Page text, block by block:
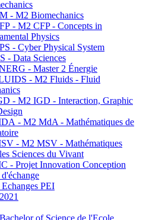
- M2 Biomechanics
- M2 CFP - Concepts in
Physics
- Cyber Physical System
- Data Sciences
- Master 2 Énergie
- M2 Fluids - Fluid
- M2 IGD - Interaction, Graphic
- M2 MdA - Mathématiques de
- M2 MSV - Mathématiques
Sciences du Vivant
- Projet Innovation Conception
PEI
of Science de l'Ecole